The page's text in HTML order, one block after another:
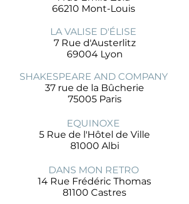
66210 Mont-Louis
LA VALISE D'ÉLISE
7 Rue d'Austerlitz
69004 Lyon
SHAKESPEARE AND COMPANY
37 rue de la Bûcherie
75005 Paris
EQUINOXE
5 Rue de l'Hôtel de Ville
81000 Albi
DANS MON RETRO
14 Rue Frédéric Thomas
81100 Castres